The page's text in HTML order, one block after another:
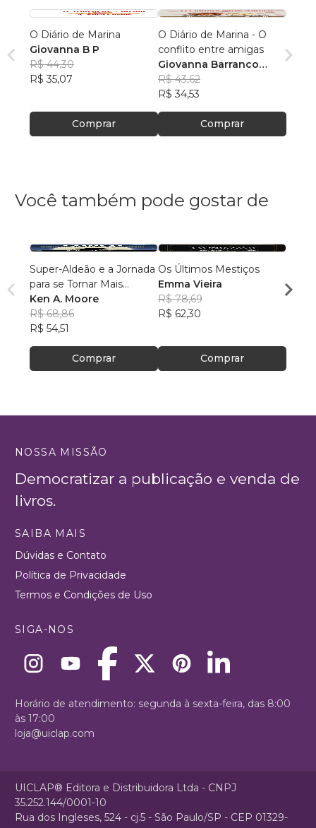
O Diário de Marina
Giovanna B P
R$ 44,30
R$ 35,07
Comprar
O Diário de Marina - O
conflito entre amigas
Giovanna Barranco
Pasculli
R$ 43,62
R$ 34,53
Comprar
Você também pode gostar de
Super-Aldeão e a Jornada
para se Tornar Mais
Interessante!
Ken A. Moore
R$ 68,86
R$ 54,51
Comprar
Os Últimos Mestiços
Emma Vieira
R$ 78,69
R$ 62,30
Comprar
NOSSA MISSÃO
Democratizar a publicação e venda de
livros.
SAIBA MAIS
Dúvidas e Contato
Política de Privacidade
Termos e Condições de Uso
SIGA-NOS
Horário de atendimento: segunda à sexta-feira, das 8:00
às 17:00
loja@uiclap.com
UICLAP® Editora e Distribuidora Ltda - CNPJ
35.252.144/0001-10
Rua dos Ingleses, 524 - cj.5 - São Paulo/SP - CEP 01329-